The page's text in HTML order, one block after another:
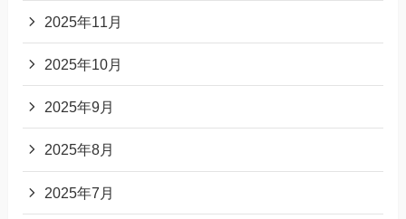
2025年11月
2025年10月
2025年9月
2025年8月
2025年7月